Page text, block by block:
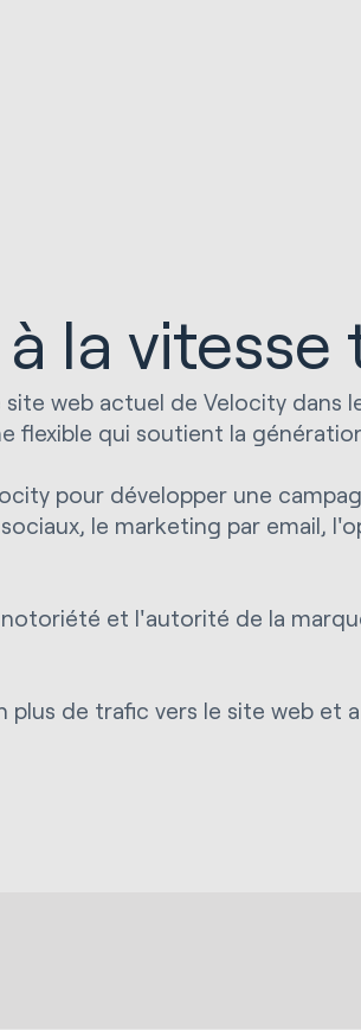
la vitesse
web actuel de Velocity dans
flexible qui soutient la
pour développer une
le marketing par email,
et l'autorité de la
de trafic vers le site web